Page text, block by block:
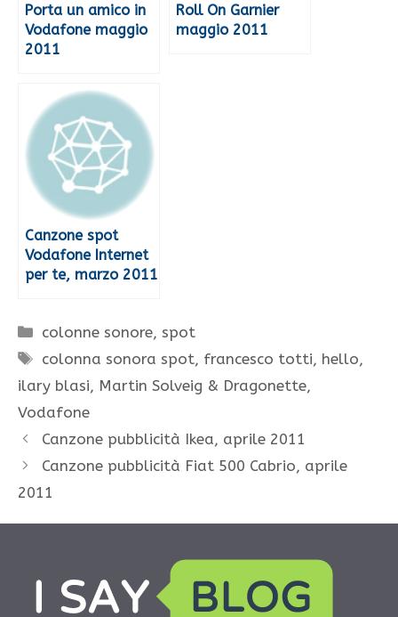
Porta un amico in
Vodafone maggio
2011
Roll On Garnier
maggio 2011
Canzone spot
Vodafone Internet
per te, marzo 2011
Categorie
colonne sonore,spot
Tag
colonna sonora spot, francesco totti, hello,
ilary blasi, Martin Solveig & Dragonette,
Vodafone
Canzone pubblicità Ikea, aprile 2011
Canzone pubblicità Fiat 500 Cabrio, aprile
2011